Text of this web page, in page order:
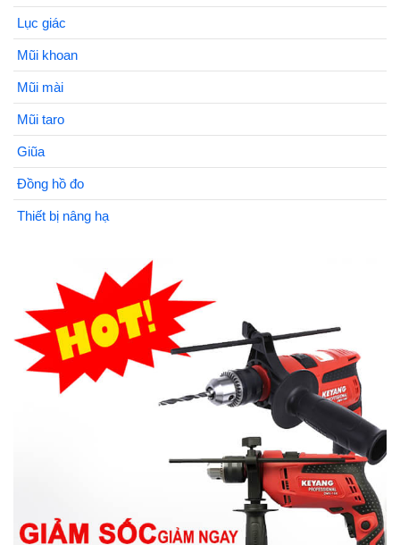
Lục giác
Mũi khoan
Mũi mài
Mũi taro
Giũa
Đồng hồ đo
Thiết bị nâng hạ